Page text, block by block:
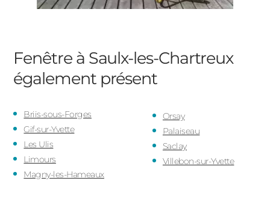
Fenêtre à Saulx-les-Chartreux
également présent
Briis-sous-Forges
Gif-sur-Yvette
Les Ulis
Limours
Magny-les-Hameaux
Orsay
Palaiseau
Saclay
Villebon-sur-Yvette